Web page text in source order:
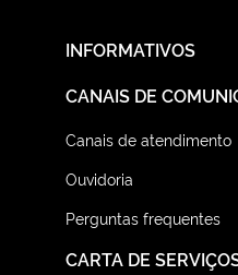
INFORMATIVOS
CANAIS DE
Canais de atendimento
Ouvidoria
Perguntas frequentes
CARTA DE